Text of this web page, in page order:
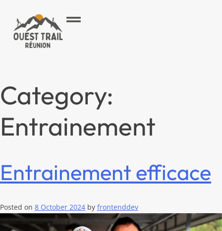
Category:
Entrainement
Entrainement efficace
Posted on 8 October 2024 by frontenddev